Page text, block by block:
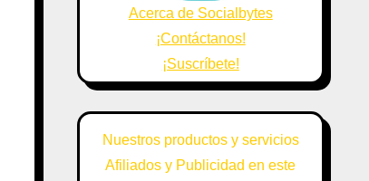
Acerca de Socialbytes
¡Contáctanos!
¡Suscríbete!
Nuestros productos y servicios
Afiliados y Publicidad en este